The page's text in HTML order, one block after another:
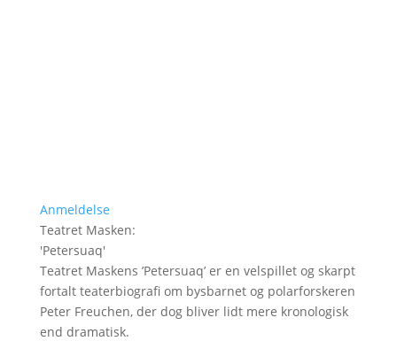
Anmeldelse
Teatret Masken:
'Petersuaq'
Teatret Maskens ’Petersuaq’ er en velspillet og skarpt
fortalt teaterbiografi om bysbarnet og polarforskeren
Peter Freuchen, der dog bliver lidt mere kronologisk
end dramatisk.